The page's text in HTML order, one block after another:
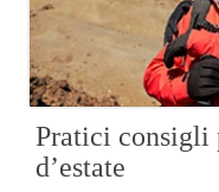
Pratici consigli
d’estate